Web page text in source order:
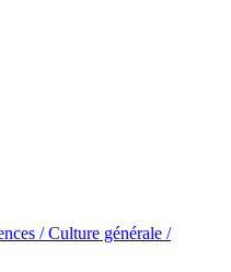
/ Culture générale /